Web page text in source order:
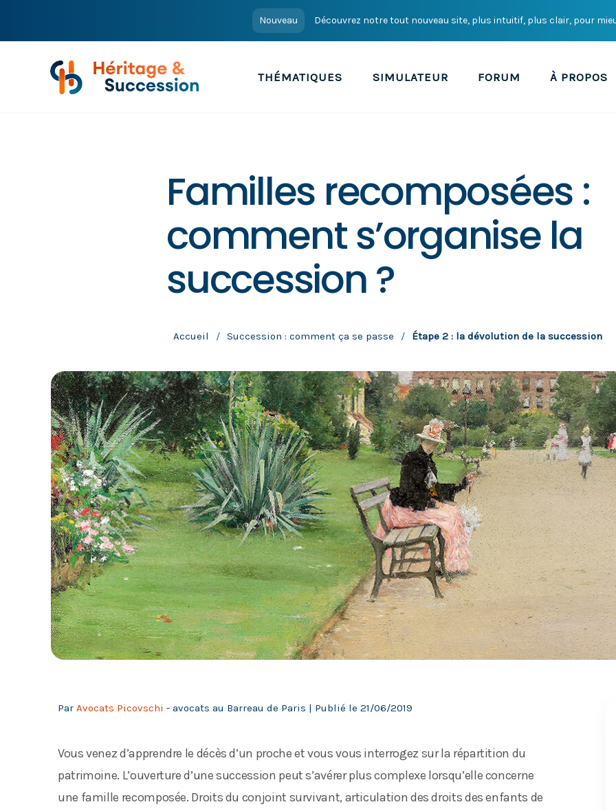
Nouveau Découvrez notre tout nouveau site, plus intuitif, plus clair, pour
THÉMATIQUES SIMULATEUR FORUM À PROPOS
Familles recomposées :
comment s’organise la
succession ?
Accueil / Succession : comment ça se passe / Étape 2 : la dévolution de la succession
Par Avocats Picovschi - avocats au Barreau de Paris | Publié le 21/06/2019
Vous venez d’apprendre le décès d’un proche et vous vous interrogez sur la répartition du
patrimoine. L’ouverture d’une succession peut s’avérer plus complexe lorsqu’elle concerne
une famille recomposée. Droits du conjoint survivant, articulation des droits des enfants de